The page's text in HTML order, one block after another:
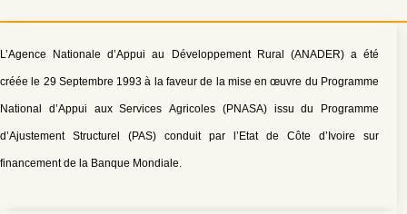
L’Agence Nationale d’Appui au Développement Rural (ANADER) a été
créée le 29 Septembre 1993 à la faveur de la mise en œuvre du Programme
National d’Appui aux Services Agricoles (PNASA) issu du Programme
d’Ajustement Structurel (PAS) conduit par l’Etat de Côte d’Ivoire sur
financement de la Banque Mondiale.